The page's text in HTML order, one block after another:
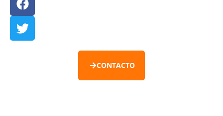
CONTACTO